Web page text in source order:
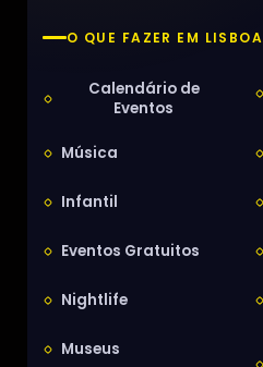
O QUE FAZER EM LISBOA
Calendário de
Eventos
Música
Infantil
Eventos Gratuitos
Nightlife
Museus